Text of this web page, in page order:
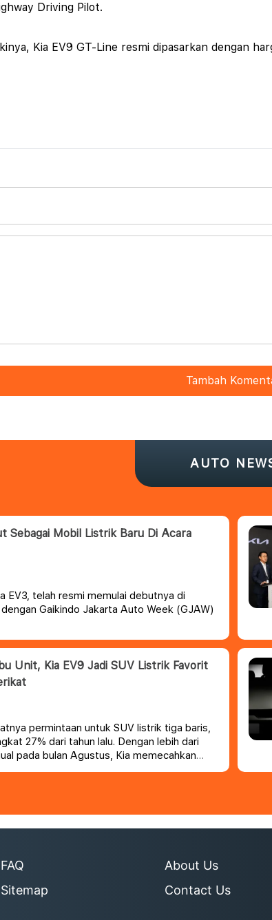
Driving Pilot.
Kia EV9 GT-Line resmi dipasarkan dengan
Tambah
AUTO
Sebagai Mobil Listrik Baru Di Acara
EV3, telah resmi memulai debutnya di
Gaikindo Jakarta Auto Week (GJAW)
Unit, Kia EV9 Jadi SUV Listrik Favorit
permintaan untuk SUV listrik tiga baris,
27% dari tahun lalu. Dengan lebih dari
pada bulan Agustus, Kia memecahkan
bulan kedua berturut-turut.
FAQ
Sitemap
About Us
Contact Us